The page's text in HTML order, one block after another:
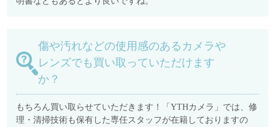
傷や汚れなどの使用感のあるカメラや
レンズでも買い取っていただけます
か？
もちろん買い取らせていただきます！「YTHカメラ」では、修
理・清掃技術も保有した専任スタッフが在籍しておりますの